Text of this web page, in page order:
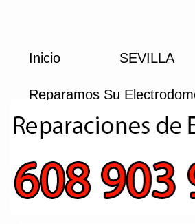
Inicio SEVILLA
Reparamos Su